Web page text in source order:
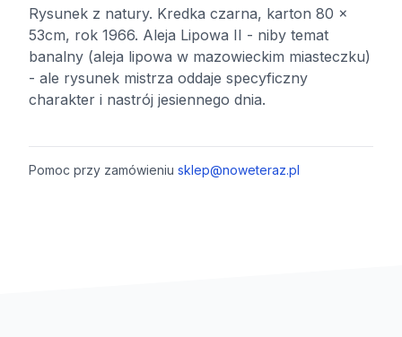
Rysunek z natury. Kredka czarna, karton 80 x
53cm, rok 1966. Aleja Lipowa II - niby temat
banalny (aleja lipowa w mazowieckim miasteczku)
- ale rysunek mistrza oddaje specyficzny
charakter i nastrój jesiennego dnia.
Pomoc przy zamówieniu sklep@noweteraz.pl